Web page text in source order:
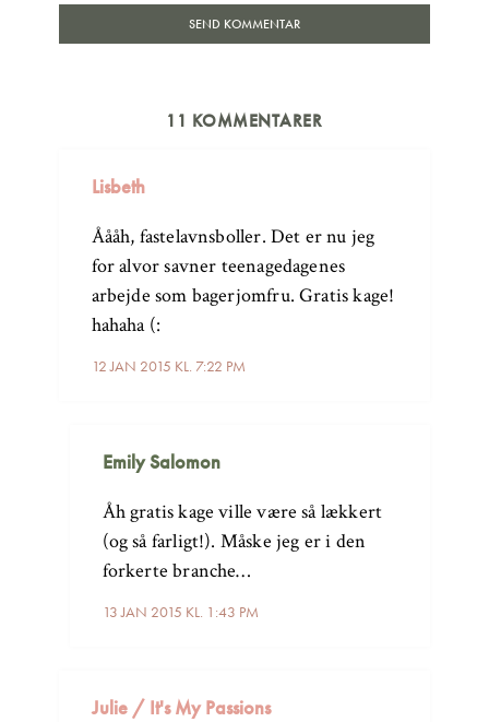
11 KOMMENTARER
Lisbeth
12 JAN 2015 KL. 7:22 PM
Åååh, fastelavnsboller. Det er nu jeg
for alvor savner teenagedagenes
arbejde som bagerjomfru. Gratis kage!
hahaha (:
Emily Salomon
13 JAN 2015 KL. 1:43 PM
Åh gratis kage ville være så lækkert
(og så farligt!). Måske jeg er i den
forkerte branche…
Julie / It's My Passions